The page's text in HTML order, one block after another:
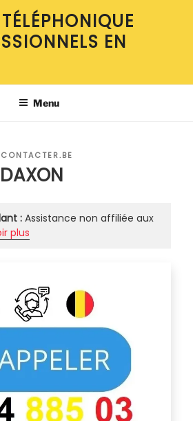
EN
Menu
CONTACTER.BE
: Assistance non affiliée aux
plus